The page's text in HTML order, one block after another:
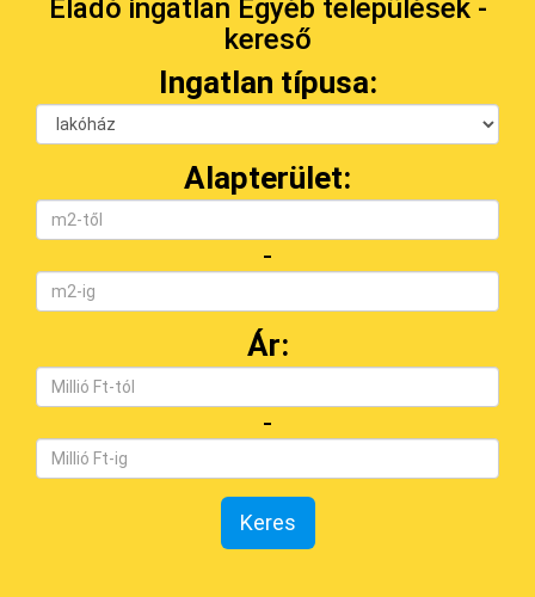
Eladó ingatlan Egyéb települések -
kereső
Ingatlan típusa:
Alapterület:
-
Ár:
-
Keres